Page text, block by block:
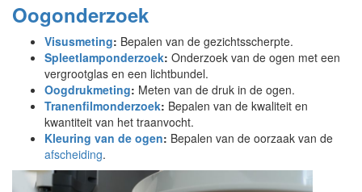
Oogonderzoek
Visusmeting: Bepalen van de gezichtsscherpte.
Spleetlamponderzoek: Onderzoek van de ogen met een
vergrootglas en een lichtbundel.
Oogdrukmeting: Meten van de druk in de ogen.
Tranenfilmonderzoek: Bepalen van de kwaliteit en
kwantiteit van het traanvocht.
Kleuring van de ogen: Bepalen van de oorzaak van de
afscheiding.